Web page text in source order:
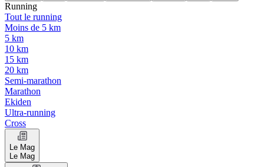
Running
Tout le running
Moins de 5 km
5 km
10 km
15 km
20 km
Semi-marathon
Marathon
Ekiden
Ultra-running
Cross
Le Mag
Le Mag